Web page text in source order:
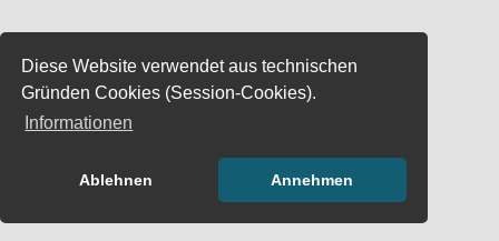
Diese Website verwendet aus technischen
Gründen Cookies (Session-Cookies).
Informationen
Ablehnen Annehmen